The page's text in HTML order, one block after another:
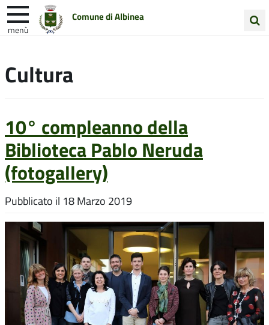
Comune di Albinea
menù
sito
Cultura
10° compleanno della
Biblioteca Pablo Neruda
(fotogallery)
Pubblicato il 18 Marzo 2019